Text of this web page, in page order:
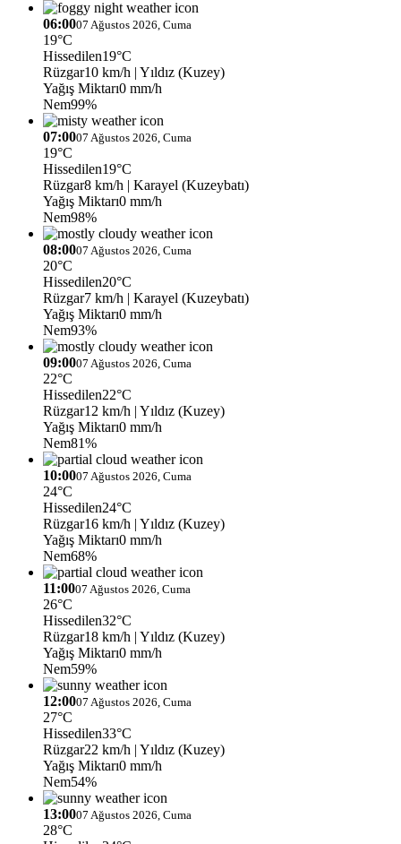
06:0007 Ağustos 2026, Cuma
19°C
Hissedilen19°C
Rüzgar10 km/h | Yıldız (Kuzey)
Yağış Miktarı0 mm/h
Nem99%
07:0007 Ağustos 2026, Cuma
19°C
Hissedilen19°C
Rüzgar8 km/h | Karayel (Kuzeybatı)
Yağış Miktarı0 mm/h
Nem98%
08:0007 Ağustos 2026, Cuma
20°C
Hissedilen20°C
Rüzgar7 km/h | Karayel (Kuzeybatı)
Yağış Miktarı0 mm/h
Nem93%
09:0007 Ağustos 2026, Cuma
22°C
Hissedilen22°C
Rüzgar12 km/h | Yıldız (Kuzey)
Yağış Miktarı0 mm/h
Nem81%
10:0007 Ağustos 2026, Cuma
24°C
Hissedilen24°C
Rüzgar16 km/h | Yıldız (Kuzey)
Yağış Miktarı0 mm/h
Nem68%
11:0007 Ağustos 2026, Cuma
26°C
Hissedilen32°C
Rüzgar18 km/h | Yıldız (Kuzey)
Yağış Miktarı0 mm/h
Nem59%
12:0007 Ağustos 2026, Cuma
27°C
Hissedilen33°C
Rüzgar22 km/h | Yıldız (Kuzey)
Yağış Miktarı0 mm/h
Nem54%
13:0007 Ağustos 2026, Cuma
28°C